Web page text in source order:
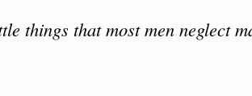
things that most men neglect